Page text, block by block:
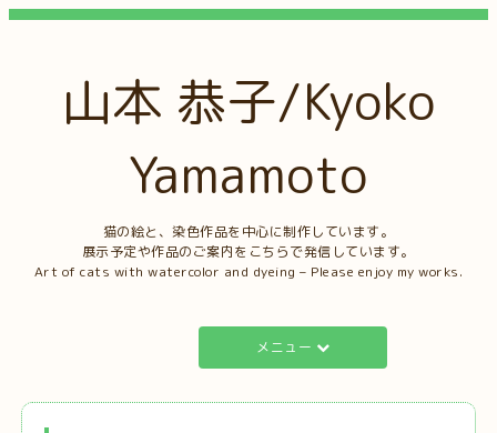
山本 恭子/Kyoko
Yamamoto
猫の絵と、染色作品を中心に制作しています。
展示予定や作品のご案内をこちらで発信しています。
Art of cats with watercolor and dyeing – Please enjoy my works.
メニュー